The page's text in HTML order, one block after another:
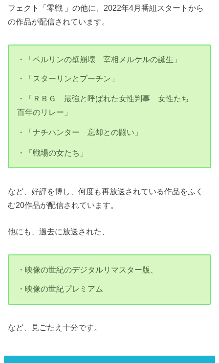
フェクト「零戦 」の他に、2022年4月番組スタートから
の作品が配信されています。
・「ベルリンの壁崩壊 宰相メルケルの誕生」
・「スターリンとプーチン」
・「ＲＢＧ 最強と呼ばれた女性判事 女性たち
百年のリレー」
・「ナチハンター 忘却との闘い」
・「戦場の女たち」
など、好評を博し、何度も再放送されている作品をふく
む20作品が配信されています。
他にも、過去に放送された、
・映像の世紀のデジタルリマスター版、
・映像の世紀プレミアム
など、見ごたえ十分です。